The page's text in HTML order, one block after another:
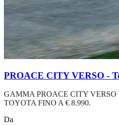
PROACE CITY VERSO -
GAMMA PROACE CITY
TOYOTA FINO A € 8.990.
Da